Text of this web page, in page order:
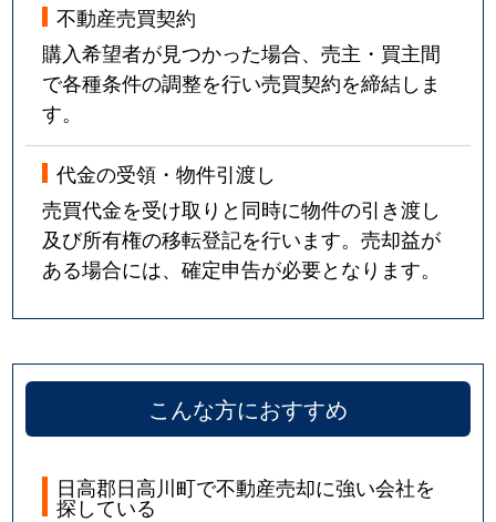
不動産売買契約
購入希望者が見つかった場合、売主・買主間
で各種条件の調整を行い売買契約を締結しま
す。
代金の受領・物件引渡し
売買代金を受け取りと同時に物件の引き渡し
及び所有権の移転登記を行います。売却益が
ある場合には、確定申告が必要となります。
こんな方におすすめ
日高郡日高川町で不動産売却に強い会社を
探している